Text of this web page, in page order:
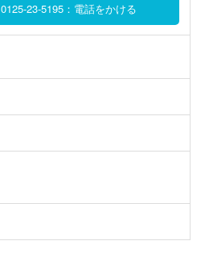
0125-23-5195：電話をかける